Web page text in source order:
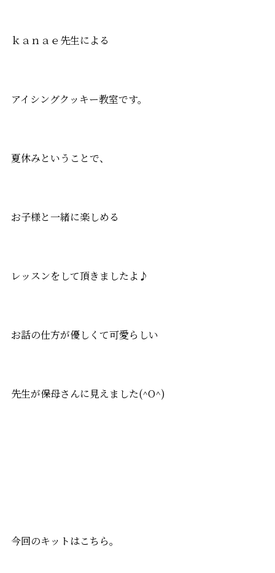
ｋａｎａｅ先生による
アイシングクッキー教室です。
夏休みということで、
お子様と一緒に楽しめる
レッスンをして頂きましたよ♪
お話の仕方が優しくて可愛らしい
先生が保母さんに見えました(^O^)
今回のキットはこちら。